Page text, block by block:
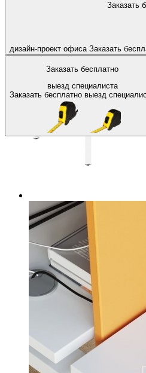
Заказать
дизайн-проект офиса Заказать
Заказать бесплатно
выезд специалиста
Заказать бесплатно выезд